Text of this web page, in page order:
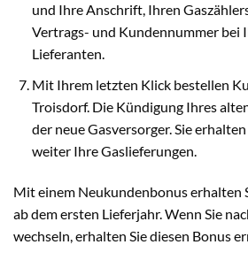
und Ihre Anschrift, Ihren
Vertrags- und Kundennummer bei
Lieferanten.
Mit Ihrem letzten Klick bestellen
Troisdorf. Die Kündigung Ihres
der neue Gasversorger. Sie
weiter Ihre Gaslieferungen.
Mit einem Neukundenbonus erhalten
ab dem ersten Lieferjahr. Wenn Sie
wechseln, erhalten Sie diesen Bonus